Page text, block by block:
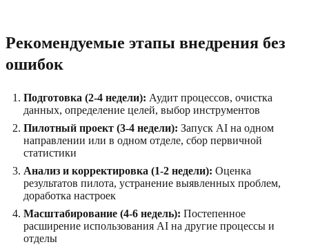
Рекомендуемые этапы внедрения без
ошибок
Подготовка (2-4 недели): Аудит процессов, очистка
данных, определение целей, выбор инструментов
Пилотный проект (3-4 недели): Запуск AI на одном
направлении или в одном отделе, сбор первичной
статистики
Анализ и корректировка (1-2 недели): Оценка
результатов пилота, устранение выявленных проблем,
доработка настроек
Масштабирование (4-6 недель): Постепенное
расширение использования AI на другие процессы и
отделы